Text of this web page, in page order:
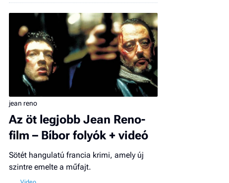
jean reno
Az öt legjobb Jean Reno-
film – Bíbor folyók + videó
Sötét hangulatú francia krimi, amely új
szintre emelte a műfajt.